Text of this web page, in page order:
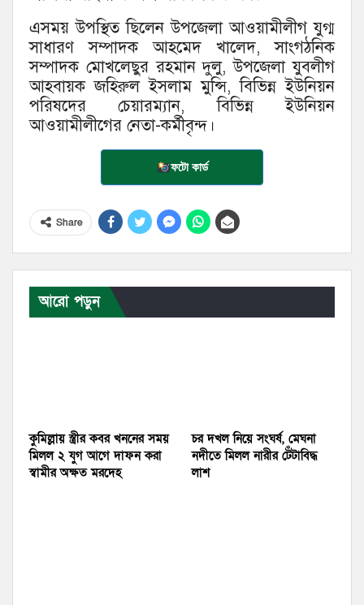
এসময় উপস্থিত ছিলেন উপজেলা আওয়ামীলীগ যুগ্ম
সাধারণ সম্পাদক আহমেদ খালেদ, সাংগঠনিক
সম্পাদক মোখলেছুর রহমান দুলু, উপজেলা যুবলীগ
আহবায়ক জহিরুল ইসলাম মুন্সি, বিভিন্ন ইউনিয়ন
পরিষদের চেয়ারম্যান, বিভিন্ন ইউনিয়ন
আওয়ামীলীগের নেতা-কর্মীবৃন্দ।
ফটো কার্ড
Share
আরো পড়ুন
কুমিল্লায় স্ত্রীর কবর খননের সময়
মিলল ২ যুগ আগে দাফন করা
স্বামীর অক্ষত মরদেহ
চর দখল নিয়ে সংঘর্ষ, মেঘনা
নদীতে মিলল নারীর টেঁটাবিদ্ধ
লাশ